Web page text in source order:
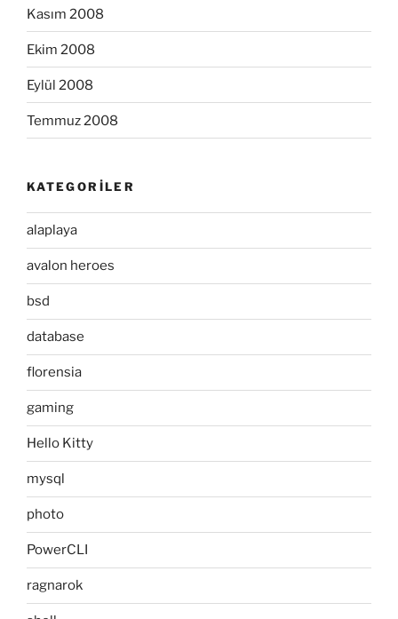
Kasım 2008
Ekim 2008
Eylül 2008
Temmuz 2008
KATEGORILER
alaplaya
avalon heroes
bsd
database
florensia
gaming
Hello Kitty
mysql
photo
PowerCLI
ragnarok